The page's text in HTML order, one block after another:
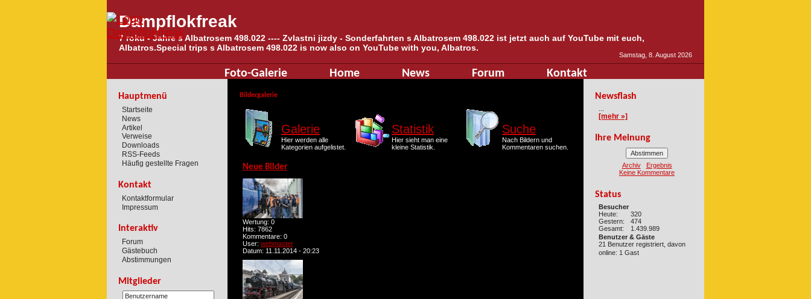
Dampflokfreak
7 roku - Jahre s Albatrosem 498.022 ---- Zvlastni jizdy - Sonderfahrten s Albatrosem 498.022 ist jetzt auch auf YouTube mit euch,
Albatros.Special trips s Albatrosem 498.022 is now also on YouTube with you, Albatros.
Foto-Galerie Home News Forum Kontakt
Samstag, 8. August 2026
Hauptmenü
Startseite
News
Artikel
Verweise
Downloads
RSS-Feeds
Häufig gestellte Fragen
Kontakt
Kontaktformular
Impressum
Interaktiv
Forum
Gästebuch
Abstimmungen
Mitglieder
Bildergalerie
Galerie
Hier werden alle
Kategorien aufgelistet.
Statistik
Hier sieht man eine
kleine Statistik.
Suche
Nach Bildern und
Kommentaren suchen.
Neue Bilder
Wertung: 0
Hits: 7862
Kommentare: 0
User: webmaster
Datum: 11.11.2014 - 20:23
Newsflash
[mehr »]
Ihre Meinung
Archiv
Ergebnis
Keine Kommentare
Status
Besucher
Heute:
320
Gestern:
474
Gesamt:
1.439.989
Benutzer & Gäste
21 Benutzer registriert, davon
online: 1 Gast